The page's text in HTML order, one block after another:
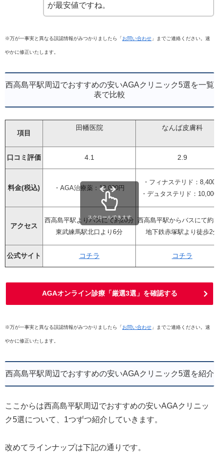
が最安値ですね。
※万が一事実と異なる誤認情報がみつかりましたら「お問い合わせ 」までご連絡ください。速
やかに修正いたします。
西高島平駅周辺でおすすめの安いAGAクリニック5選を一覧
表で比較
項目
田幡医院 なんば皮膚科
口コミ評価 4.1 2.9
料金(税込) ・AGA治療薬：12,000円
・フィナステリド：8,400
・デュタステリド：10,000
アクセス
西高島平駅よりバスにて約20分
東武練馬駅北口より6分
西高島平駅からバスにて約
地下鉄赤塚駅より徒歩2分
公式サイト コチラ コチラ
スクロールできます
AGAオンライン診療「厳選3選」を確認する
※万が一事実と異なる誤認情報がみつかりましたら「お問い合わせ 」までご連絡ください。速
やかに修正いたします。
西高島平駅周辺でおすすめの安いAGAクリニック5選を紹介
ここからは西高島平駅周辺でおすすめの安いAGAクリニッ
ク5選について、1つずつ紹介していきます。
改めてラインナップは下記の通りです。